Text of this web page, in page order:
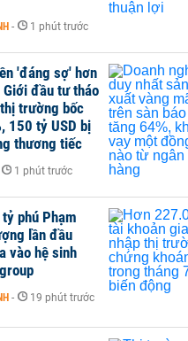
- 1 phút trước
'đáng sợ' hơn
đầu tư tháo
trường bốc
150 tỷ USD bị
thương tiếc
1 phút trước
phú Phạm
lần đầu
vào hệ sinh
- 19 phút trước